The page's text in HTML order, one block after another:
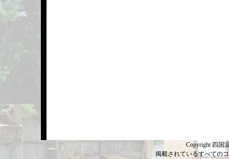
Copyright 四国
掲載されているすべての